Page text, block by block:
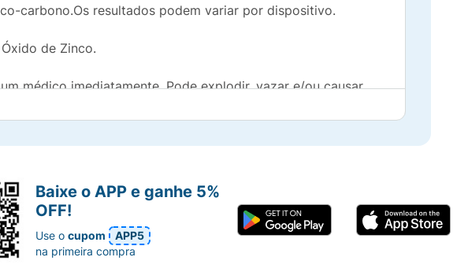
carbono.Os resultados podem variar por dispositivo.
de Zinco.
médico imediatamente. Pode explodir, vazar e/ou causar
inserido ao contrário ou desmontado. Substitua todas as
transporte pilhas no seu bolso ou na bolsa. Não remova a
Baixe o APP e ganhe 5%
OFF!
Use ocupom
APP5
na primeira compra